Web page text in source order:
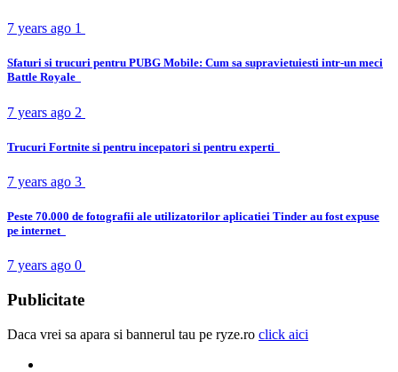
7 years ago 1
Sfaturi si trucuri pentru PUBG Mobile: Cum sa supravietuiesti intr-un meci
Battle Royale
7 years ago 2
Trucuri Fortnite si pentru incepatori si pentru experti
7 years ago 3
Peste 70.000 de fotografii ale utilizatorilor aplicatiei Tinder au fost expuse
pe internet
7 years ago 0
Publicitate
Daca vrei sa apara si bannerul tau pe ryze.ro click aici